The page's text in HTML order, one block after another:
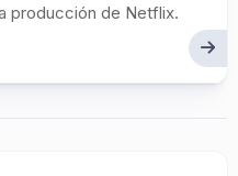
producción de Netflix.